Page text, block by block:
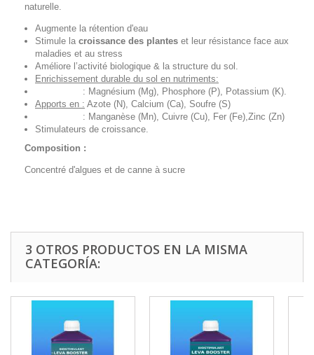
naturelle.
Augmente la rétention d'eau
Stimule la croissance des plantes et leur résistance face aux
maladies et au stress
Améliore l’activité biologique & la structure du sol.
Enrichissement durable du sol en nutriments:
: Magnésium (Mg), Phosphore (P), Potassium (K).
Apports en : Azote (N), Calcium (Ca), Soufre (S)
: Manganèse (Mn), Cuivre (Cu), Fer (Fe),Zinc (Zn)
Stimulateurs de croissance.
Composition :
Concentré d'algues et de canne à sucre
3 OTROS PRODUCTOS EN LA MISMA
CATEGORÍA: